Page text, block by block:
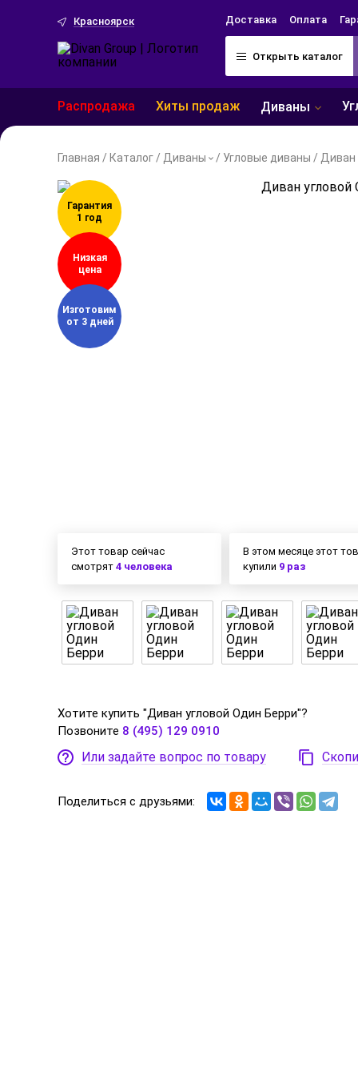
Красноярск Доставка Оплата
Открыть каталог
Распродажа Хиты продаж Диваны
Главная / Каталог / Диваны / Угловые диваны / Диван
Гарантия
1 год
Низкая
цена
Изготовим
от 3 дней
Этот товар сейчас
смотрят 4 человека
В этом месяце этот
купили 9 раз
Хотите купить "Диван угловой Один Берри"?
Позвоните 8 (495) 129 0910
Или задайте вопрос по товару
Поделиться с друзьями: